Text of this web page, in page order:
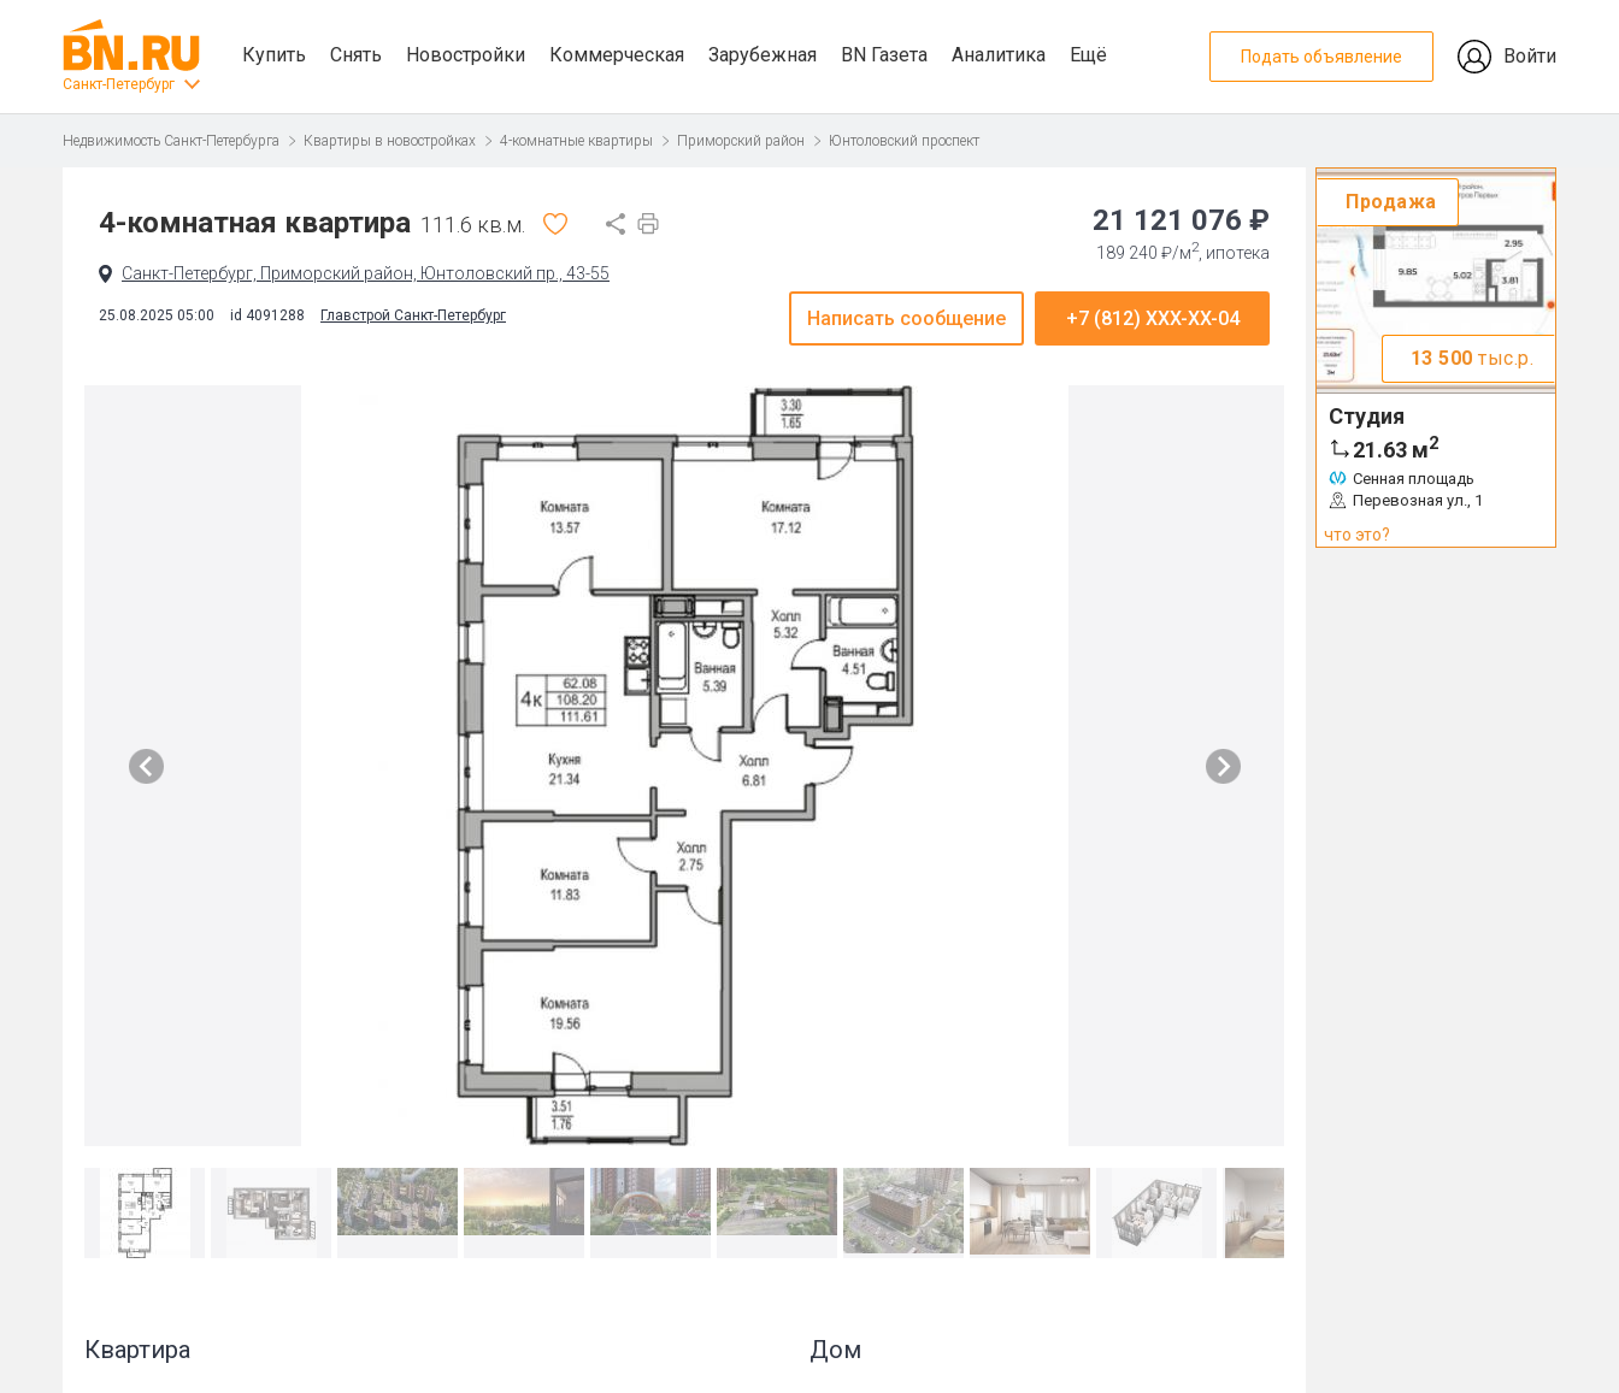
Санкт-Петербург
Купить Снять Новостройки Коммерческая Зарубежная BN Газета Аналитика Ещё Подать объявление Войти
Недвижимость Санкт-Петербурга Квартиры в новостройках 4-комнатные квартиры Приморский район Юнтоловский проспект
4-комнатная квартира 111.6 кв.м.
Санкт-Петербург, Приморский район, Юнтоловский пр., 43-55
25.08.2025 05:00 id 4091288 Главстрой Санкт-Петербург
21 121 076 ₽
189 240 ₽/м2, ипотека
Написать сообщение +7 (812) XXX-XX-04
Квартира Дом
Продажа
13 500 тыс.р.
Студия
21.63 м2
Сенная площадь
Перевозная ул., 1
что это?